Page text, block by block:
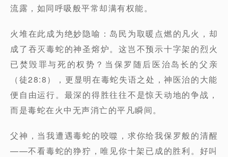
流露，如同呼吸般平常却满有权能。
火堆在此成为绝妙隐喻：岛民为取暖点燃的凡火，却
成了吞灭毒蛇的神圣熔炉。这岂不预示十字架的烈火
已焚毁罪与死的权势？当保罗随后医治岛长的父亲
（徒28:8），更显明在毒蛇失语之处，神医治的大能
便自由运行。最深的得胜往往不是惊天动地的争战，
而是毒蛇在火中无声消亡的平凡瞬间。
父神，当我遭遇毒蛇的咬噬，求你给我保罗般的清醒
——不看毒蛇的狰狞，唯见你十架已成的胜利。好叫